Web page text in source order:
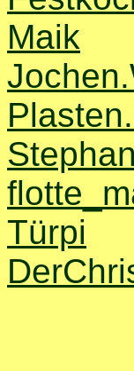
Maik
Türpi